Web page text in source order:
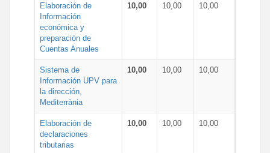
Elaboración de
Información
económica y
preparación de
Cuentas Anuales
10,00 10,00 10,00
Sistema de
Información UPV para
la dirección,
Mediterrània
10,00 10,00 10,00
Elaboración de
declaraciones
tributarias
10,00 10,00 10,00